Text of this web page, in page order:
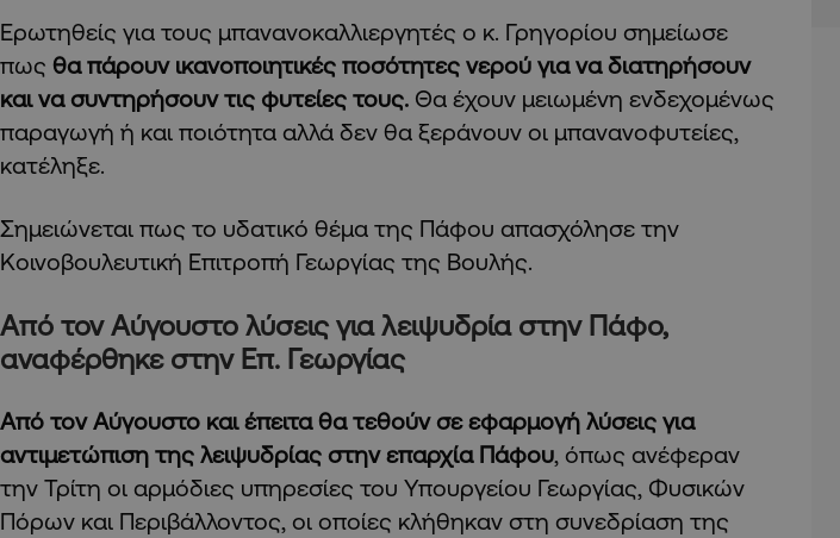
Ερωτηθείς για τους μπανανοκαλλιεργητές ο κ. Γρηγορίου σημείωσε
πως θα πάρουν ικανοποιητικές ποσότητες νερού για να διατηρήσουν
και να συντηρήσουν τις φυτείες τους. Θα έχουν μειωμένη ενδεχομένως
παραγωγή ή και ποιότητα αλλά δεν θα ξεράνουν οι μπανανοφυτείες,
κατέληξε.
Σημειώνεται πως το υδατικό θέμα της Πάφου απασχόλησε την
Κοινοβουλευτική Επιτροπή Γεωργίας της Βουλής.
Από τον Αύγουστο λύσεις για λειψυδρία στην Πάφο,
αναφέρθηκε στην Επ. Γεωργίας
Από τον Αύγουστο και έπειτα θα τεθούν σε εφαρμογή λύσεις για
αντιμετώπιση της λειψυδρίας στην επαρχία Πάφου, όπως ανέφεραν
την Τρίτη οι αρμόδιες υπηρεσίες του Υπουργείου Γεωργίας, Φυσικών
Πόρων και Περιβάλλοντος, οι οποίες κλήθηκαν στη συνεδρίαση της